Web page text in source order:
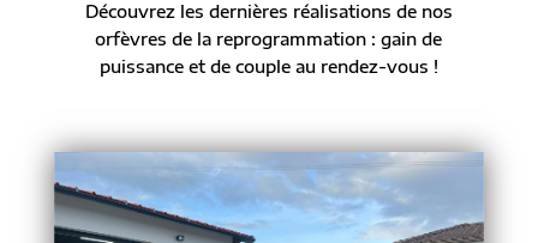
Découvrez les dernières réalisations de nos
orfèvres de la reprogrammation : gain de
puissance et de couple au rendez-vous !